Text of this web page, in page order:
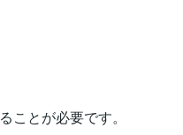
とが必要です。